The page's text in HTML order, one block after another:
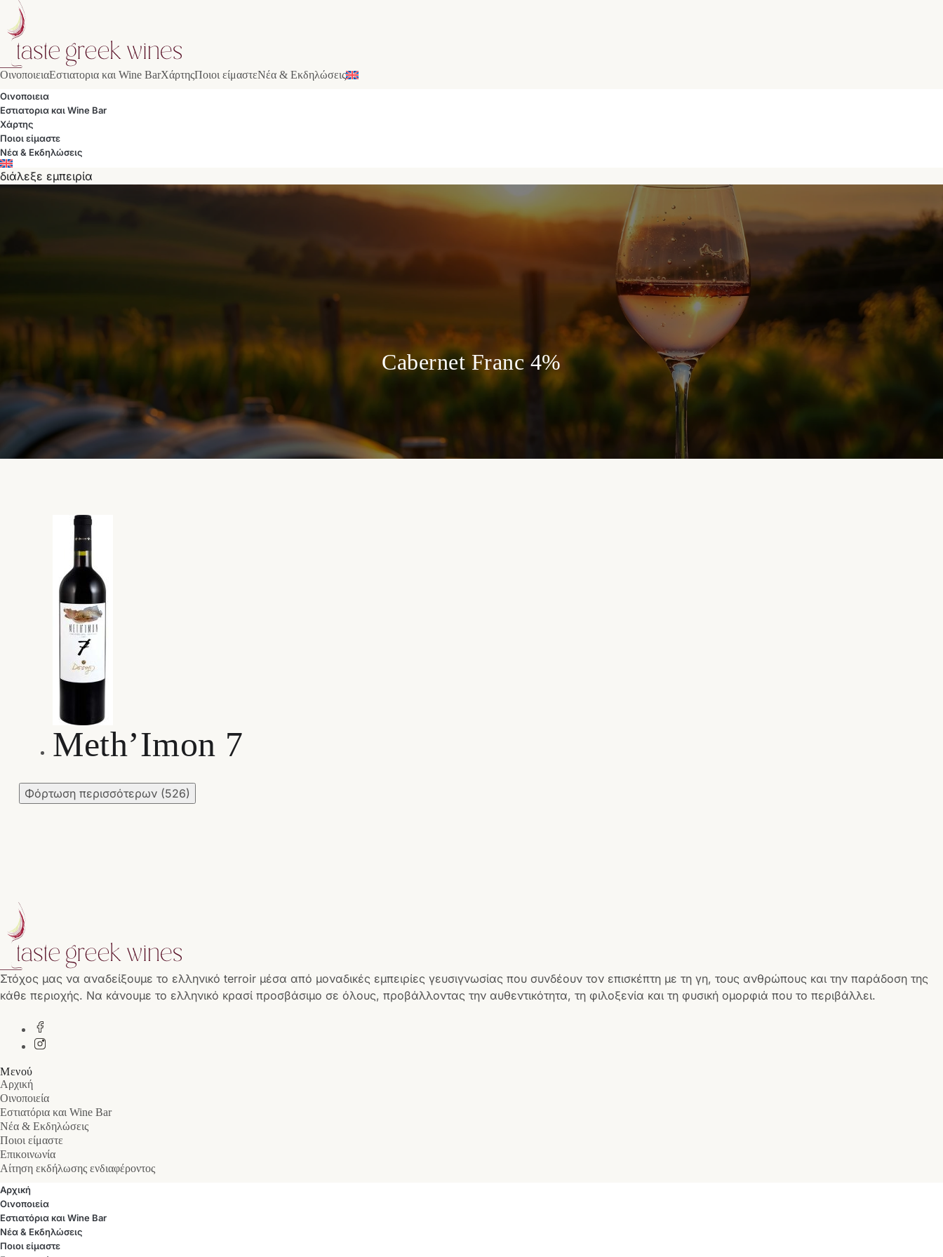
ΟινοποιειαΕστιατορια και Wine BarΧάρτηςΠοιοι είμαστεΝέα & Εκδηλώσεις
Οινοποιεια
Εστιατορια και Wine Bar
Χάρτης
Ποιοι είμαστε
Νέα & Εκδηλώσεις
διάλεξε εμπειρία
Cabernet Franc 4%
Meth’Imon 7
Φόρτωση περισσότερων (526)
Στόχος μας να αναδείξουμε το ελληνικό terroir μέσα από μοναδικές εμπειρίες γευσιγνωσίας που συνδέουν τον επισκέπτη με τη γη, τους ανθρώπους και την παράδοση της
κάθε περιοχής. Να κάνουμε το ελληνικό κρασί προσβάσιμο σε όλους, προβάλλοντας την αυθεντικότητα, τη φιλοξενία και τη φυσική ομορφιά που το περιβάλλει.
Μενού
Αρχική
Οινοποιεία
Εστιατόρια και Wine Bar
Νέα & Εκδηλώσεις
Ποιοι είμαστε
Επικοινωνία
Αίτηση εκδήλωσης ενδιαφέροντος
Αρχική
Οινοποιεία
Εστιατόρια και Wine Bar
Νέα & Εκδηλώσεις
Ποιοι είμαστε